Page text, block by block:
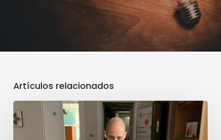
Artículos relacionados
Cuatro
semanas